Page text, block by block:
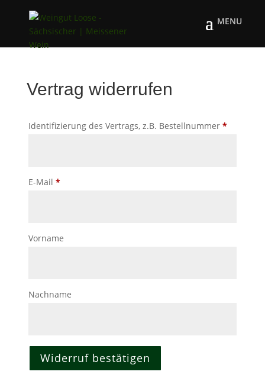
Vertrag widerrufen
Identifizierung des Vertrags, z.B. Bestellnummer *
E-Mail *
E-
Vorname
Nachname
Widerruf bestätigen